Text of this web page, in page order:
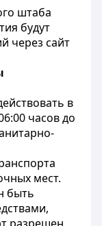
штаба
будут
через сайт
в
часов до
мест.
быть